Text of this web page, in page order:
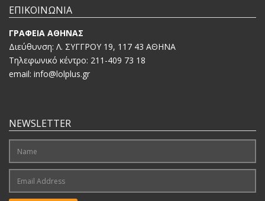
ΕΠΙΚΟΙΝΩΝΙΑ
ΓΡΑΦΕΙΑ ΑΘΗΝΑΣ
Διεύθυνση: Λ. ΣΥΓΓΡΟΥ 19, 117 43 ΑΘΗΝΑ
Τηλεφωνικό κέντρο: 211-409 73 18
email: info@lolplus.gr
NEWSLETTER